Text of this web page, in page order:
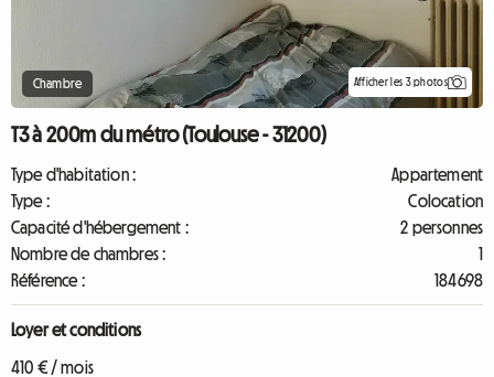
Chambre Afficher les 3 photos
T3 à 200m du métro (Toulouse - 31200)
Type d'habitation :
Appartement
Type :
Colocation
Capacité d'hébergement :
2 personnes
Nombre de chambres :
1
Référence :
184698
Loyer et conditions
410 € / mois